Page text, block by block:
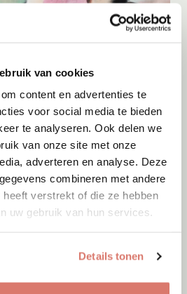
van cookies
content en advertenties te
voor social media te bieden
te analyseren. Ook delen we
van onze site met onze
adverteren en analyse. Deze
combineren met andere
verstrekt of die ze hebben
uw gebruik van hun services.
Details tonen